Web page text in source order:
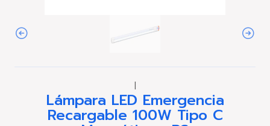
|
Lámpara LED Emergencia
Recargable 100W Tipo C